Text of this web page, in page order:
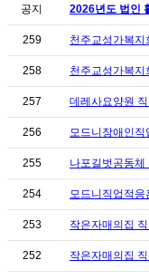
공지 2026년도 법인
259 천주교성가복
258 천주교성가복
257 데레사요양원
256 모드니장애인
255 나포길벗공동
254 모드니직업적
253 작은자매의집
252 작은자매의집